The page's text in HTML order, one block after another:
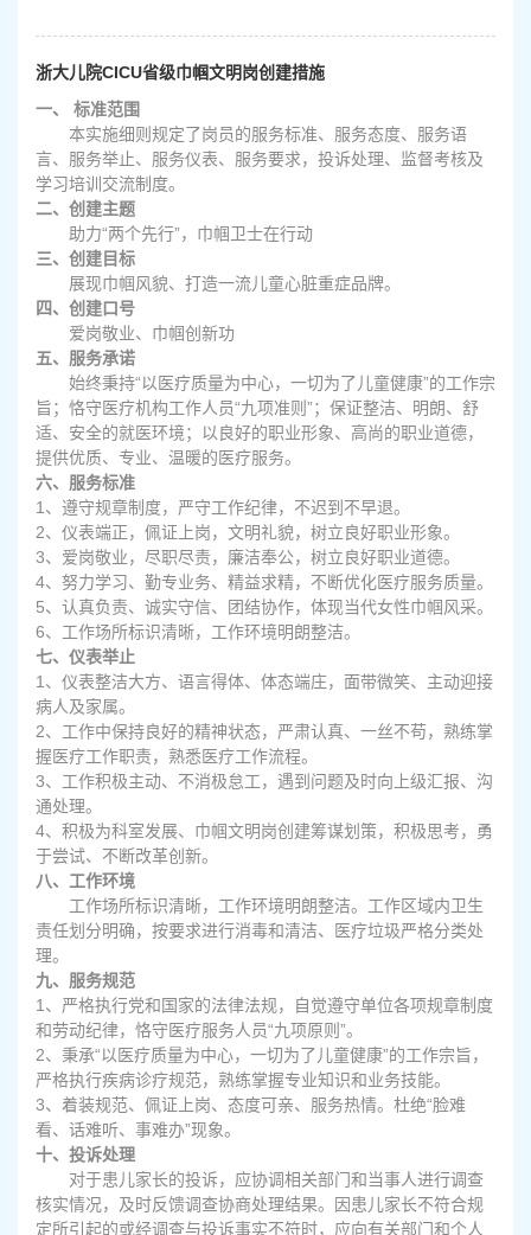
浙大儿院CICU省级巾帼文明岗创建措施
一、
标准范围
本实施细则规定了岗员的服务标准、服务态度、服务语
言、服务举止、服务仪表、服务要求，投诉处理、监督考核及
学习培训交流制度。
二、创建主题
助力“两个先行”，巾帼卫士在行动
三、创建目标
展现巾帼风貌、打造一流儿童心脏重症品牌。
四、创建口号
爱岗敬业、巾帼创新功
五、服务承诺
始终秉持“以医疗质量为中心，一切为了儿童健康”的工作宗
旨；恪守医疗机构工作人员“九项准则”；保证整洁、明朗、舒
适、安全的就医环境；以良好的职业形象、高尚的职业道德，
提供优质、专业、温暖的医疗服务。
六、服务标准
1 、遵守规章制度，严守工作纪律，不迟到不早退。
2、仪表端正，佩证上岗，文明礼貌，树立良好职业形象。
3、爱岗敬业，尽职尽责，廉洁奉公，树立良好职业道德。
4、努力学习、勤专业务、精益求精，不断优化医疗服务质量。
5、认真负责、诚实守信、团结协作，体现当代女性巾帼风采。
6、工作场所标识清晰，工作环境明朗整洁。
七、仪表举止
1 、仪表整洁大方、语言得体、体态端庄，面带微笑、主动迎接
病人及家属。
2、工作中保持良好的精神状态，严肃认真、一丝不苟，熟练掌
握医疗工作职责，熟悉医疗工作流程。
3、工作积极主动、不消极怠工，遇到问题及时向上级汇报、沟
通处理。
4、积极为科室发展、巾帼文明岗创建筹谋划策，积极思考，勇
于尝试、不断改革创新。
八、工作环境
工作场所标识清晰，工作环境明朗整洁。工作区域内卫生
责任划分明确，按要求进行消毒和清洁、医疗垃圾严格分类处
理。
九、服务规范
1 、严格执行党和国家的法律法规，自觉遵守单位各项规章制度
和劳动纪律，恪守医疗服务人员“九项原则”。
2、秉承“以医疗质量为中心，一切为了儿童健康”的工作宗旨，
严格执行疾病诊疗规范，熟练掌握专业知识和业务技能。
3、着装规范、佩证上岗、态度可亲、服务热情。杜绝“脸难
看、话难听、事难办”现象。
十、投诉处理
对于患儿家长的投诉，应协调相关部门和当事人进行调查
核实情况，及时反馈调查协商处理结果。因患儿家长不符合规
定所引起的或经调查与投诉事实不符时，应向有关部门和个人